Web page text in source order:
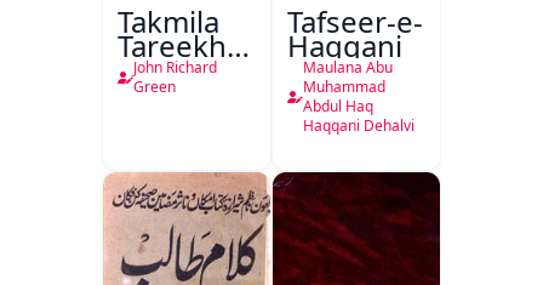
Takmila
Tareekh
Ahl-e-
Englistan
John Richard
Green
Tafseer-e-
Haqqani
Maulana Abu
Muhammad
Abdul Haq
Haqqani Dehalvi